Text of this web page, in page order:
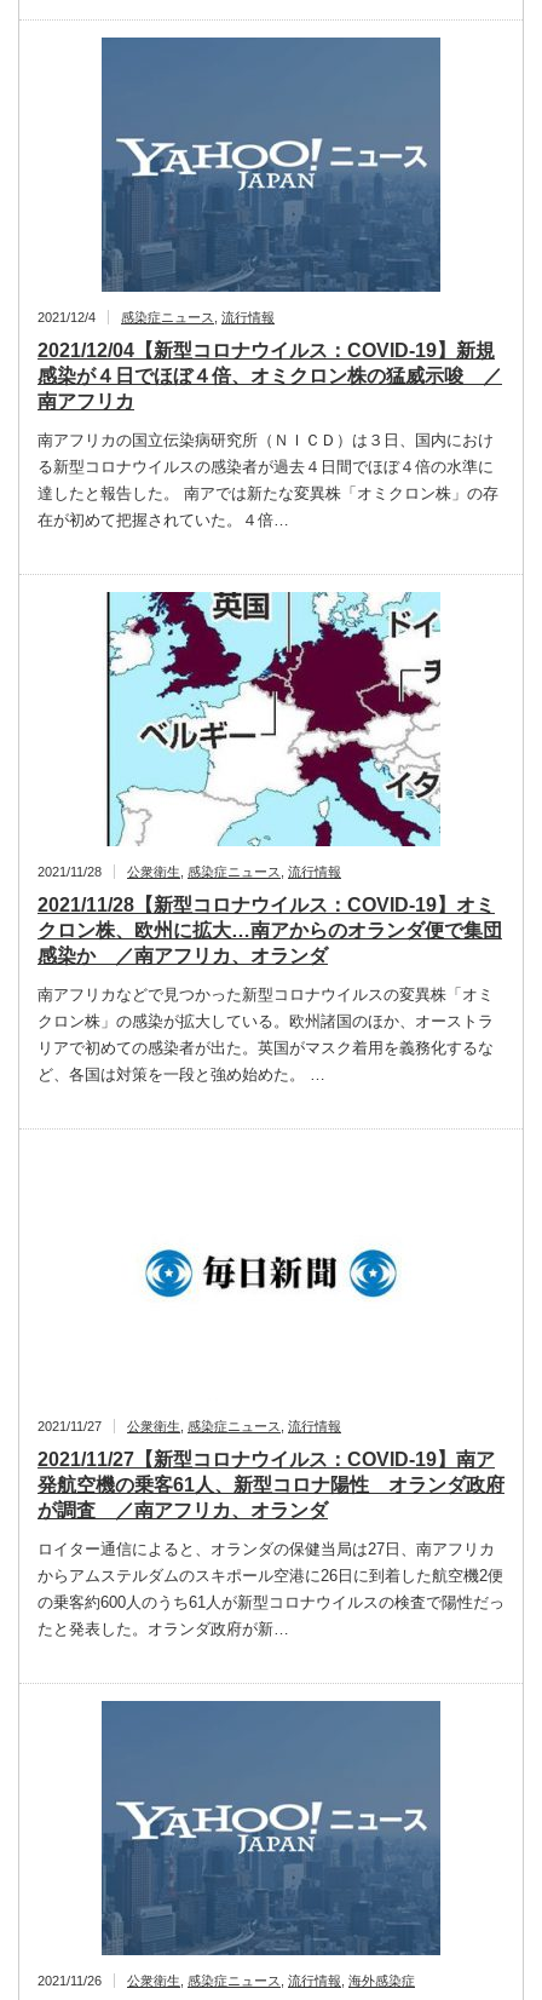
2021/12/4 感染症ニュース 流行情報
2021/12/04【新型コロナウイルス：COVID-19】新規
感染が４日でほぼ４倍、オミクロン株の猛威示唆 ／
南アフリカ
南アフリカの国立伝染病研究所（ＮＩＣＤ）は３日、国内におけ
る新型コロナウイルスの感染者が過去４日間でほぼ４倍の水準に
達したと報告した。 南アでは新たな変異株「オミクロン株」の存
在が初めて把握されていた。４倍…
2021/11/28 公衆衛生 感染症ニュース 流行情報
2021/11/28【新型コロナウイルス：COVID-19】オミ
クロン株、欧州に拡大…南アからのオランダ便で集団
感染か ／南アフリカ、オランダ
南アフリカなどで見つかった新型コロナウイルスの変異株「オミ
クロン株」の感染が拡大している。欧州諸国のほか、オーストラ
リアで初めての感染者が出た。英国がマスク着用を義務化するな
ど、各国は対策を一段と強め始めた。 …
2021/11/27 公衆衛生 感染症ニュース 流行情報
2021/11/27【新型コロナウイルス：COVID-19】南ア
発航空機の乗客61人、新型コロナ陽性 オランダ政府
が調査 ／南アフリカ、オランダ
ロイター通信によると、オランダの保健当局は27日、南アフリカ
からアムステルダムのスキポール空港に26日に到着した航空機2便
の乗客約600人のうち61人が新型コロナウイルスの検査で陽性だっ
たと発表した。オランダ政府が新…
2021/11/26 公衆衛生 感染症ニュース 流行情報 海外感染症